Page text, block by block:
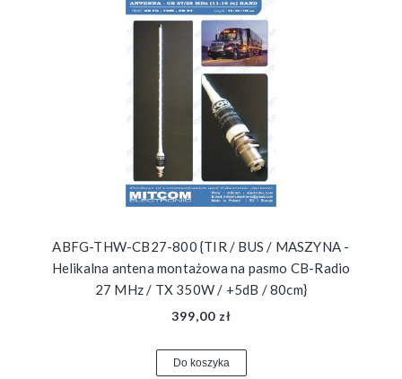
ABFG-THW-CB27-800 {TIR / BUS / MASZYNA -
Helikalna antena montażowa na pasmo CB-Radio
27 MHz / TX 350W / +5dB / 80cm}
399,00 zł
Do koszyka